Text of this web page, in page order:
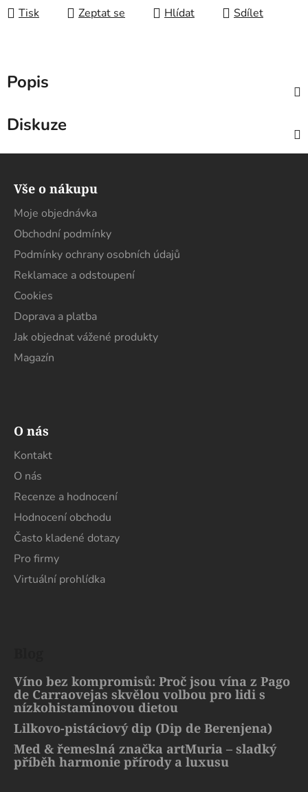
Tisk Zeptat se Hlídat Sdílet
Popis
Diskuze
Vše o nákupu
Moje objednávka
Obchodní podmínky
Podmínky ochrany osobních údajů
Reklamace a odstoupení
Cookies
Doprava a platba
Jak objednat vážené produkty
Magazín
O nás
Kontakt
O nás
Recenze a hodnocení
Hodnocení obchodu
Často kladené dotazy
Pro firmy
Virtuální prohlídka
Víno bez kompromisů: Proč jsou vína z Pago
de Carraovejas skvělou volbou pro lidi s
nízkohistaminovou dietou
Lilkovo-pistáciový dip (Dip de Berenjena)
Med & řemeslná značka artMuria – sladký
příběh harmonie přírody a luxusu